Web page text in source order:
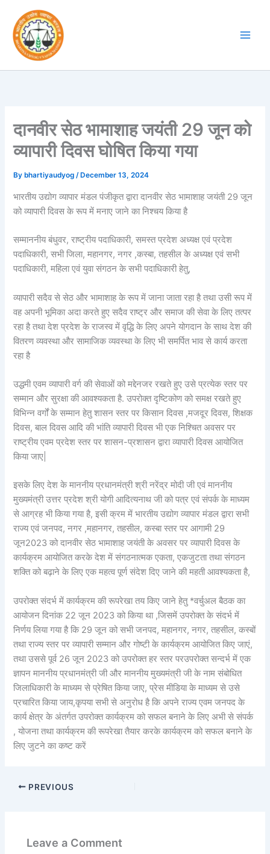
content
दानवीर सेठ भामाशाह जयंती 29 जून को
व्यापारी दिवस घोषित किया गया
By bhartiyaudyog/ December 13, 2024
भारतीय उद्योग व्यापार मंडल पंजीकृत द्वारा दानवीर सेठ भामाशाह जयंती 29 जून
को व्यापारी दिवस के रूप में मनाए जाने का निश्चय किया है
सम्माननीय बंधुवर, राष्ट्रीय पदाधिकारी, समस्त प्रदेश अध्यक्ष एवं प्रदेश
पदाधिकारी, सभी जिला, महानगर, नगर ,कस्बा, तहसील के अध्यक्ष एवं सभी
पदाधिकारी, महिला एवं युवा संगठन के सभी पदाधिकारी हेतु,
व्यापारी सदैव से सेठ और भामाशाह के रूप में जाना जाता रहा है तथा उसी रूप में
वह अपनी भूमिका अदा करते हुए सदैव राष्ट्र और समाज की सेवा के लिए तत्पर
रहा है तथा देश प्रदेश के राजस्व में वृद्धि के लिए अपने योगदान के साथ देश की
वितरण व्यवस्था और सामाजिक व्यवस्था के लिए भी समर्पित भाव से कार्य करता
रहा है
उद्धमी एवम व्यापारी वर्ग की सेवाओं को मद्देनजर रखते हुए उसे प्रत्येक स्तर पर
सम्मान और सुरक्षा की आवश्यकता है. उपरोक्त दृष्टिकोण को समक्ष रखते हुए
विभिन्न वर्गों के सम्मान हेतु शासन स्तर पर किसान दिवस ,मजदूर दिवस, शिक्षक
दिवस, बाल दिवस आदि की भांति व्यापारी दिवस भी एक निश्चित अवसर पर
राष्ट्रीय एवम प्रदेश स्तर पर शासन-प्रशासन द्वारा व्यापारी दिवस आयोजित
किया जाए|
इसके लिए देश के माननीय प्रधानमंत्री श्री नरेंद्र मोदी जी एवं माननीय
मुख्यमंत्री उत्तर प्रदेश श्री योगी आदित्यनाथ जी को पत्र एवं संपर्क के माध्यम
से आग्रह भी किया गया है, इसी क्रम में भारतीय उद्योग व्यापार मंडल द्वारा सभी
राज्य एवं जनपद, नगर ,महानगर, तहसील, कस्बा स्तर पर आगामी 29
जून2023 को दानवीर सेठ भामाशाह जयंती के अवसर पर व्यापारी दिवस के
कार्यक्रम आयोजित करके देश में संगठनात्मक एकता, एकजुटता तथा संगठन
शक्ति को बढ़ाने के लिए एक महत्व पूर्ण संदेश दिए जाने की महती आवश्यकता है,
उपरोक्त संदर्भ में कार्यक्रम की रूपरेखा तय किए जाने हेतु *वर्चुअल बैठक का
आयोजन दिनांक 22 जून 2023 को किया था ,जिसमें उपरोक्त के संदर्भ में
निर्णय लिया गया है कि 29 जून को सभी जनपद, महानगर, नगर, तहसील, कस्बों
तथा राज्य स्तर पर व्यापारी सम्मान और गोष्टी के कार्यक्रम आयोजित किए जाएं,
तथा उससे पूर्व 26 जून 2023 को उपरोक्त हर स्तर परउपरोक्त सन्दर्भ में एक
ज्ञापन माननीय प्रधानमंत्री जी और माननीय मुख्यमंत्री जी के नाम संबोधित
जिलाधिकारी के माध्यम से प्रेषित किया जाए, प्रेस मीडिया के माध्यम से उसे
प्रचारित किया जाय,कृपया सभी से अनुरोध है कि अपने राज्य एवम जनपद के
कार्य क्षेत्र के अंतर्गत उपरोक्त कार्यक्रम को सफल बनाने के लिए अभी से संपर्क
, योजना तथा कार्यक्रम की रूपरेखा तैयार करके कार्यक्रम को सफल बनाने के
लिए जुटने का कष्ट करें
PREVIOUS
Leave a Comment